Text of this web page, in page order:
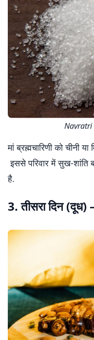
Navratri
मां ब्रह्मचारिणी को चीनी
इससे परिवार में सुख-शांति
है.
3. तीसरा दिन (दूध)